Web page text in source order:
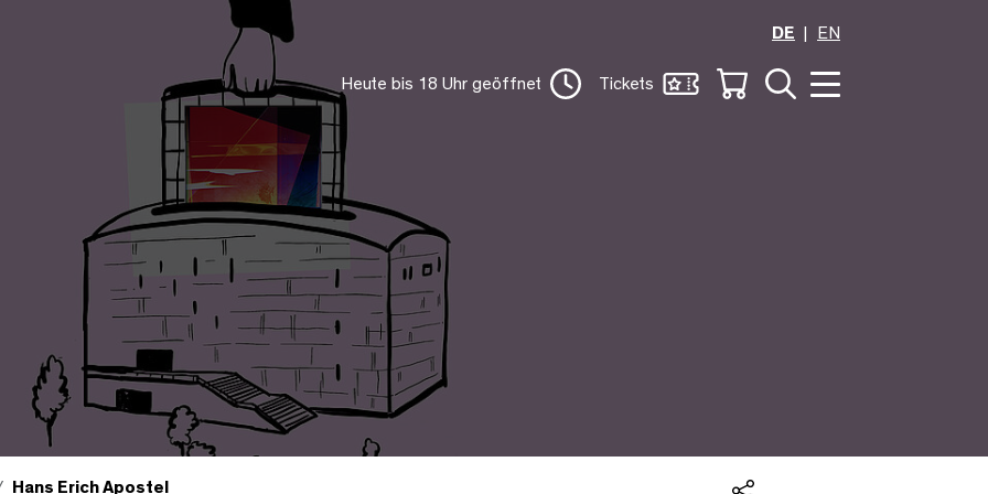
DE
EN
Heute bis 18 Uhr geöffnet Tickets
Hans Erich Apostel